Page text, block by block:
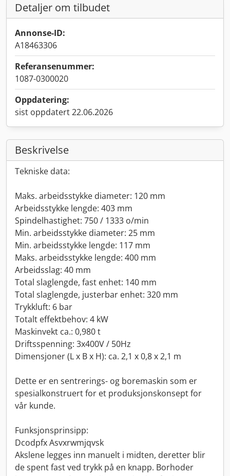
Detaljer om tilbudet
Annonse-ID:
A18463306
Referansenummer:
1087-0300020
Oppdatering:
sist oppdatert 22.06.2026
Beskrivelse
Tekniske data:
Maks. arbeidsstykke diameter: 120 mm
Arbeidsstykke lengde: 403 mm
Spindelhastighet: 750 / 1333 o/min
Min. arbeidsstykke diameter: 25 mm
Min. arbeidsstykke lengde: 117 mm
Maks. arbeidsstykke lengde: 400 mm
Arbeidsslag: 40 mm
Total slaglengde, fast enhet: 140 mm
Total slaglengde, justerbar enhet: 320 mm
Trykkluft: 6 bar
Totalt effektbehov: 4 kW
Maskinvekt ca.: 0,980 t
Driftsspenning: 3x400V / 50Hz
Dimensjoner (L x B x H): ca. 2,1 x 0,8 x 2,1 m
Dette er en sentrerings- og boremaskin som er
spesialkonstruert for et produksjonskonsept for
vår kunde.
Funksjonsprinsipp:
Dcodpfx Asvxrwmjqvsk
Akslene legges inn manuelt i midten, deretter blir
de spent fast ved trykk på en knapp. Borhoder